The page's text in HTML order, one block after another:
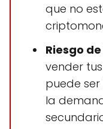
que no
Riesgo
vender
puede
la